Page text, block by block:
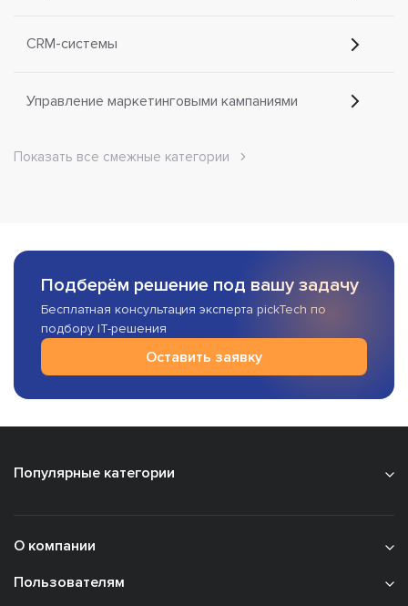
CRM-системы
Управление маркетинговыми кампаниями
Показать все смежные категории
Подберём решение под вашу задачу
Бесплатная консультация эксперта pickTech по
подбору IT-решения
Оставить заявку
Популярные категории
О компании
Пользователям